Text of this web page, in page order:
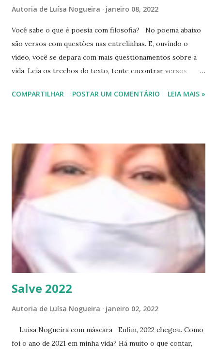
Autoria de Luísa Nogueira janeiro 08, 2022
Você sabe o que é poesia com filosofia? No poema abaixo
são versos com questões nas entrelinhas. E, ouvindo o
vídeo, você se depara com mais questionamentos sobre a
vida. Leia os trechos do texto, tente encontrar versos
da melodia. Poema Poesia e filosofia Fazer poesia com
desejo e ensejo (…) Poema inédito de Luísa Nogueira,
escrito em jan/2022. Certamente vai fazer parte de algum
de seus próximos livros de poesia. Veja mais partes do
poema no vídeo abaixo . Vídeo: Poema “Poesia e filosofia”.
Fundo musical: “Passarinhos”, do Emicida com participação
de Vanessa da Mata. Imagens: Angiqueiro de meu quintal.
——- Meu pé de angico ficou como imagem de fundo do
vídeo. Ele é o pouso de descanso de passarinho...
COMPARTILHAR POSTAR UM COMENTÁRIO LEIA MAIS »
Salve 2022
Autoria de Luísa Nogueira janeiro 02, 2022
Luísa Nogueira com máscara Enfim, 2022 chegou. Como
foi o ano de 2021 em minha vida? Há muito o que contar,